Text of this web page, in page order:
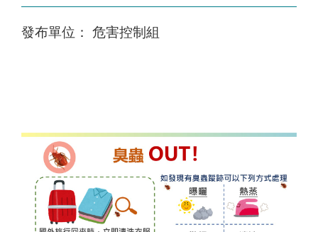
發布單位： 危害控制組